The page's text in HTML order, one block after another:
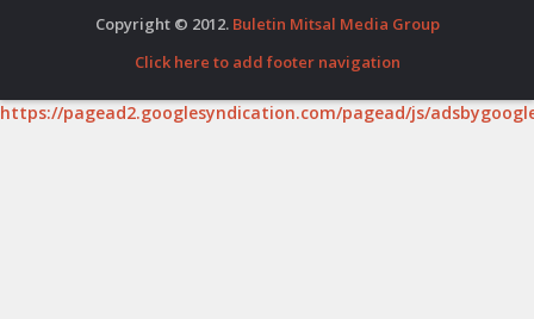
Copyright © 2012. Buletin Mitsal Media Group
Click here to add footer navigation
https://pagead2.googlesyndication.com/pagead/js/